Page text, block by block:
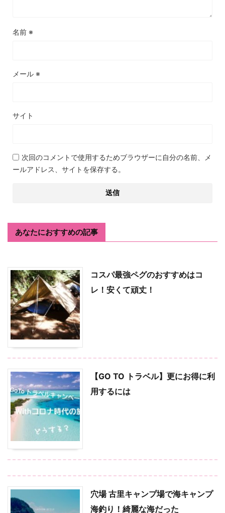
名前 ※
メール ※
サイト
次回のコメントで使用するためブラウザーに自分の名前、メ
ールアドレス、サイトを保存する。
あなたにおすすめの記事
コスパ最強ペグのおすすめはコ
レ！安くて頑丈！
【GO TO トラベル】更にお得に利
用するには
穴場 古里キャンプ場で海キャンプ
海釣り！綺麗な海だった